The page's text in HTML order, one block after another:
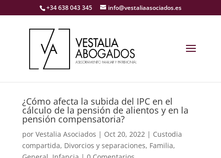
+34 638 043 345 info@vestaliaasociados.es
¿Cómo afecta la subida del IPC en el
cálculo de la pensión de alientos y en la
pensión compensatoria?
por Vestalia Asociados | Oct 20, 2022| Custodia
compartida, Divorcios y separaciones, Familia,